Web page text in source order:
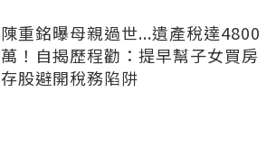
陳重銘曝母親過世...遺產稅達4800
萬！自揭歷程勸：提早幫子女買房
存股避開稅務陷阱